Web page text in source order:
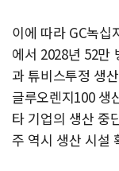
이에 따라 GC녹십
에서 2028년 52만
과 튜비스투정 생
글루오렌지100 생
타 기업의 생산 중
주 역시 생산 시설